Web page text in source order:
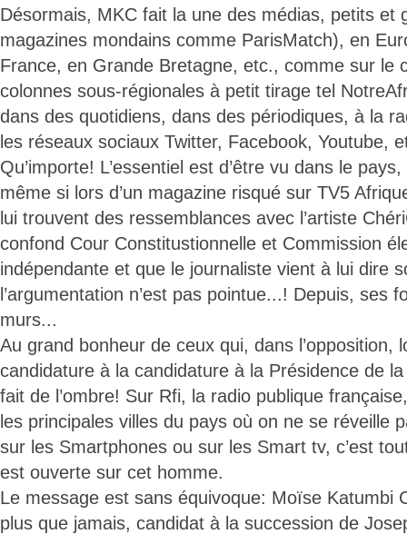
Désormais, MKC fait la une des médias, petits et
magazines mondains comme ParisMatch), en
France, en Grande Bretagne, etc., comme sur le
colonnes sous-régionales à petit tirage tel
dans des quotidiens, dans des périodiques, à la
les réseaux sociaux Twitter, Facebook, Youtube,
Qu’importe! L’essentiel est d’être vu dans le
même si lors d’un magazine risqué sur TV5
lui trouvent des ressemblances avec l’artiste
confond Cour Constitustionnelle et Commission
indépendante et que le journaliste vient à lui dire
l’argumentation n’est pas pointue...! Depuis, ses
murs...
Au grand bonheur de ceux qui, dans l’opposition,
candidature à la candidature à la Présidence de
fait de l’ombre! Sur Rfi, la radio publique
les principales villes du pays où on ne se réveille
sur les Smartphones ou sur les Smart tv, c’est
est ouverte sur cet homme.
Le message est sans équivoque: Moïse Katumbi
plus que jamais, candidat à la succession de